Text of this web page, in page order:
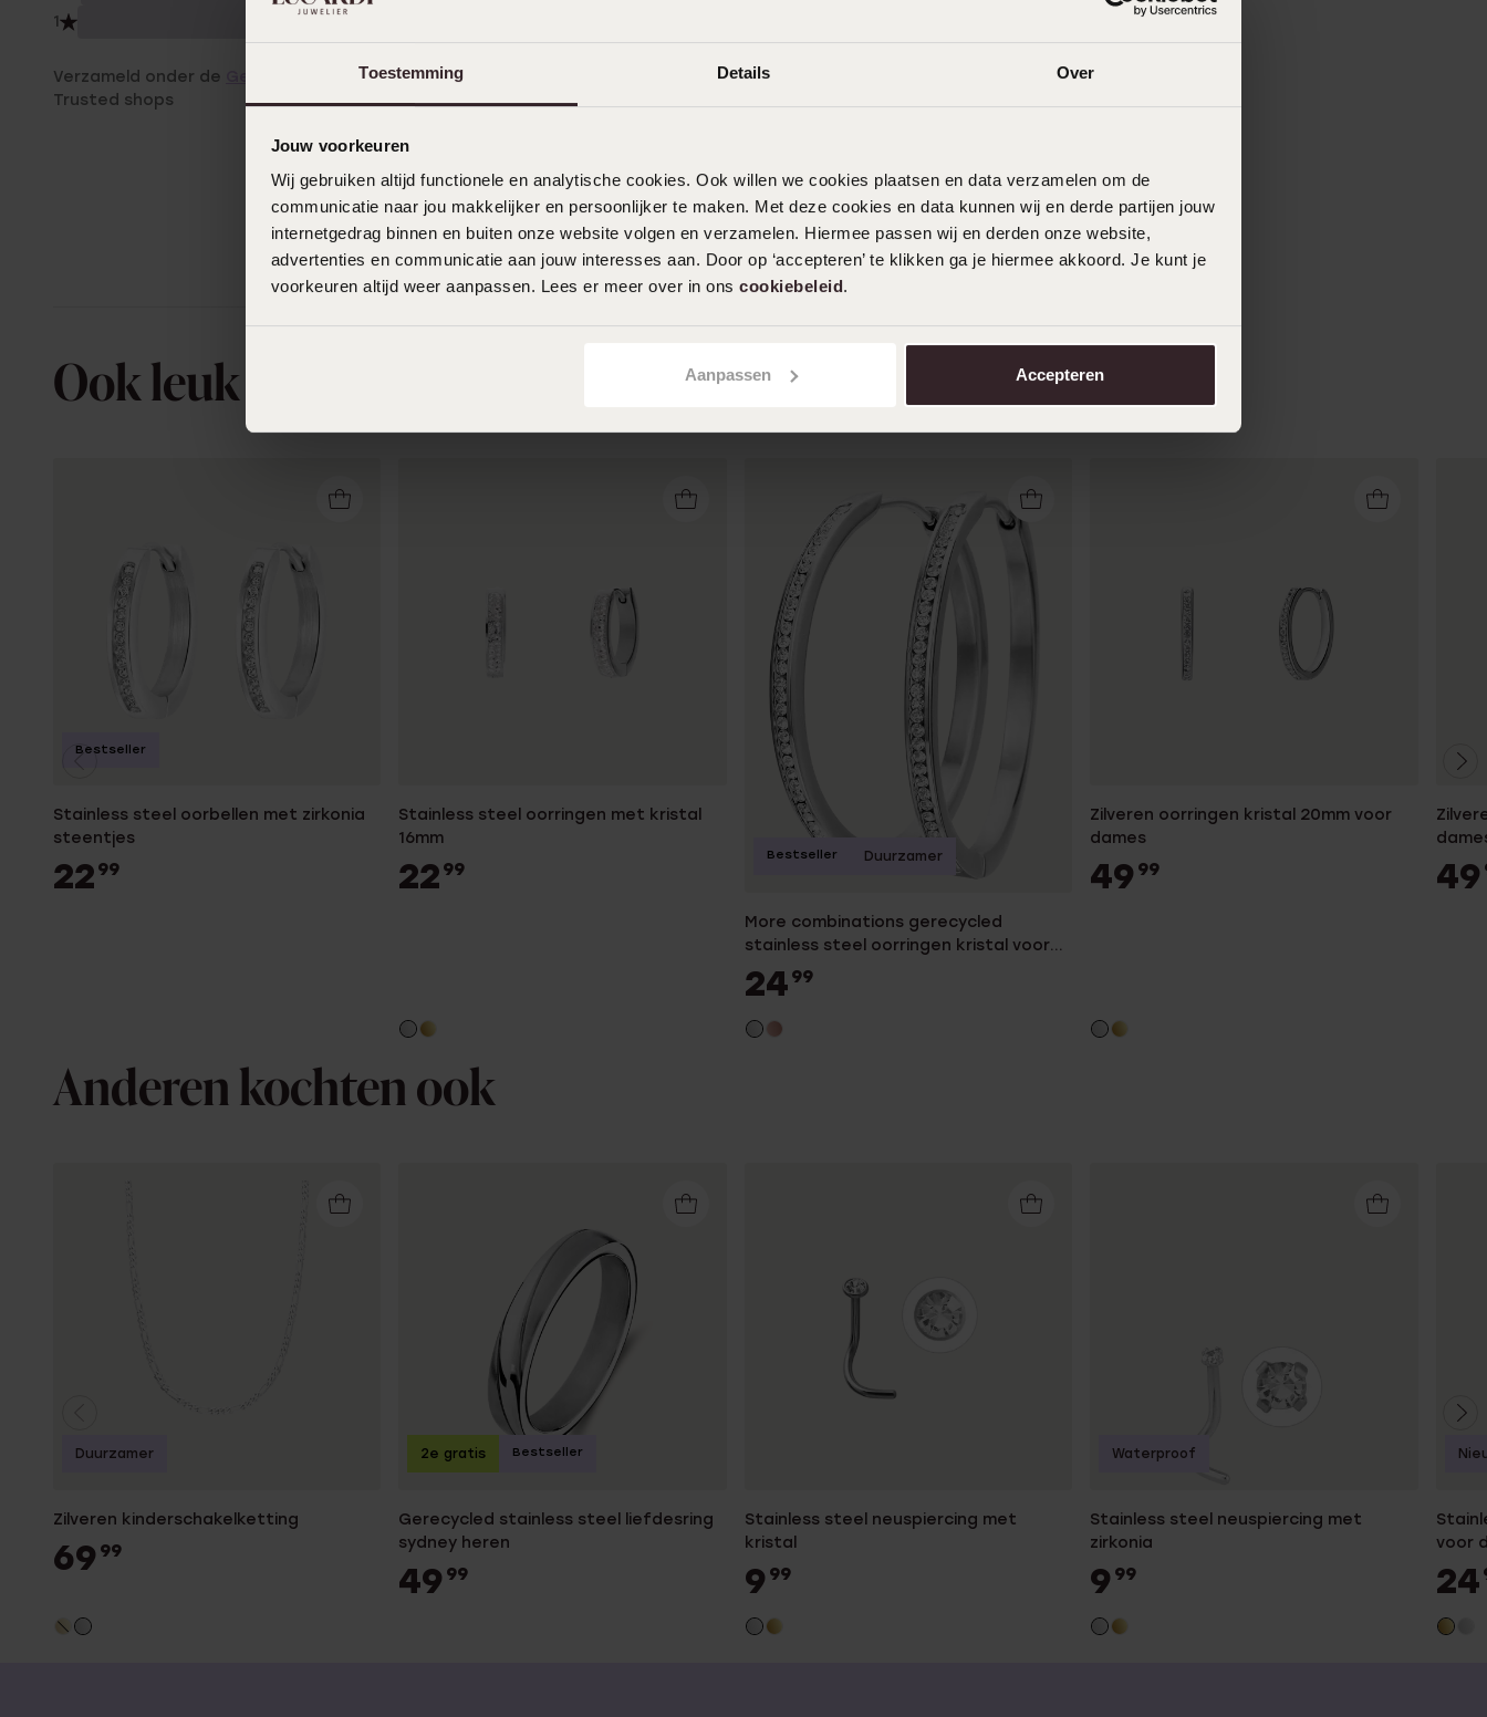
Toestemming Details Over
Jouw voorkeuren
Wij gebruiken altijd functionele en analytische cookies. Ook willen we cookies plaatsen en data verzamelen om de
communicatie naar jou makkelijker en persoonlijker te maken. Met deze cookies en data kunnen wij en derde partijen jouw
internetgedrag binnen en buiten onze website volgen en verzamelen. Hiermee passen wij en derden onze website,
advertenties en communicatie aan jouw interesses aan. Door op ‘accepteren’ te klikken ga je hiermee akkoord. Je kunt je
voorkeuren altijd weer aanpassen. Lees er meer over in ons cookiebeleid.
Aanpassen Accepteren
1
Verzameld onder de Gebruiksvoorwaardenvan
Trusted shops
Prima geholpen in de winkel!
Toon meer
Ook leuk voor jou
Stainless steel oorbellen met zirkonia
steentjes
22 99
Bestseller
Stainless steel oorringen met kristal
16mm
22 99
More combinations gerecycled
stainless steel oorringen kristal voor
dames
24 99
Bestseller Duurzamer
Zilveren oorringen kristal 20mm voor
dames
49 99 49
Anderen kochten ook
Zilveren kinderschakelketting
69 99
Duurzamer
Gerecycled stainless steel liefdesring
sydney heren
49 99
2e gratis Bestseller
Stainless steel neuspiercing met
kristal
9 99
Stainless steel neuspiercing met
zirkonia
9 99
Waterproof
voor
24